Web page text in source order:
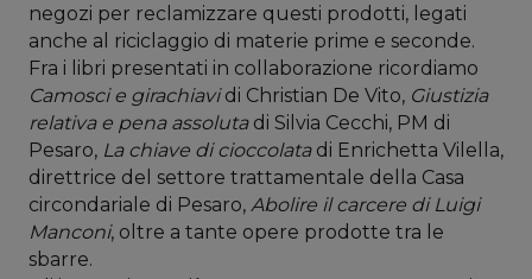
negozi per reclamizzare questi prodotti, legati
anche al riciclaggio di materie prime e seconde.
Fra i libri presentati in collaborazione ricordiamo
Camosci e girachiavidi Christian De Vito, Giustizia
relativa e pena assolutadi Silvia Cecchi, PM di
Pesaro, La chiave di cioccolatadi Enrichetta Vilella,
direttrice del settore trattamentale della Casa
circondariale di Pesaro, Abolire il carcere di Luigi
Manconi, oltre a tante opere prodotte tra le
sbarre.